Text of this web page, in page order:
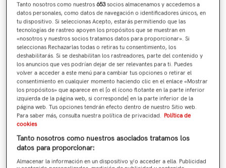
Tanto nosotros como nuestros653socios almacenamos y accedemos a
datos personales, como datos de navegación o identificadores únicos, en
tu dispositivo. Si seleccionas Acepto, estarás permitiendo que las
tecnologías de rastreo apoyen los propósitos que se muestran en
«nosotros y nuestros socios tratamos datos para proporcionar». Si
seleccionas Rechazarlas todas o retiras tu consentimiento, los
deshabilitarás. Si se deshabilitan los rastreadores, parte del contenido y
los anuncios que ves podrían dejar de ser relevantes para ti. Puedes
volver a acceder a este menú para cambiar tus opciones o retirar el
consentimiento en cualquier momento haciendo clic en el enlace «Mostrar
los propósitos» que aparece en el [o el ícono flotante en la parte inferior
izquierda de la página web, si corresponde] en la parte inferior de la
página web. Tus opciones tendrán efecto dentro de nuestro Sitio web.
Para saber más, consulta nuestra política de privacidad. Política de
cookies
Tanto nosotros como nuestros asociados tratamos los
datos para proporcionar:
Almacenar la información en un dispositivo y/o acceder a ella. Publicidad